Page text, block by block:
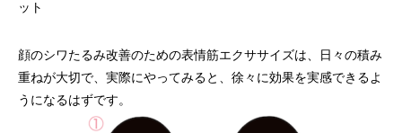
ット
顔のシワたるみ改善のための表情筋エクササイズは、日々の積み
重ねが大切で、実際にやってみると、徐々に効果を実感できるよ
うになるはずです。